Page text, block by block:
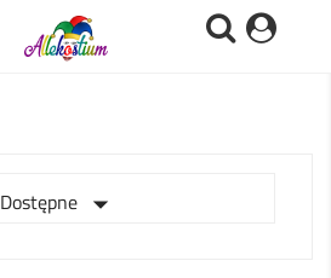
Dostępne 